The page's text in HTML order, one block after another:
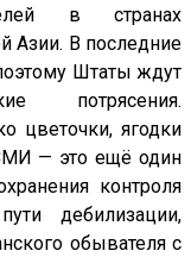
в странах
Азии. В последние
Штаты ждут
потрясения.
цветочки, ягодки
— это ещё один
контроля
дебилизации,
обывателя с